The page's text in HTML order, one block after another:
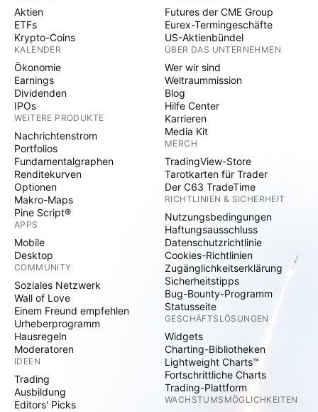
Aktien
ETFs
Krypto-Coins
KALENDER
Ökonomie
Earnings
Dividenden
IPOs
WEITERE PRODUKTE
Nachrichtenstrom
Portfolios
Fundamentalgraphen
Renditekurven
Optionen
Makro-Maps
Pine Script®
APPS
Mobile
Desktop
COMMUNITY
Soziales Netzwerk
Wall of Love
Einem Freund empfehlen
Urheberprogramm
Hausregeln
Moderatoren
IDEEN
Trading
Ausbildung
Editors' Picks
Futures der CME Group
Eurex-Termingeschäfte
US-Aktienbündel
ÜBER DAS UNTERNEHMEN
Wer wir sind
Weltraummission
Blog
Hilfe Center
Karrieren
Media Kit
MERCH
TradingView-Store
Tarotkarten für Trader
Der C63 TradeTime
RICHTLINIEN & SICHERHEIT
Nutzungsbedingungen
Haftungsausschluss
Datenschutzrichtlinie
Cookies-Richtlinien
Zugänglichkeitserklärung
Sicherheitstipps
Bug-Bounty-Programm
Statusseite
GESCHÄFTSLÖSUNGEN
Widgets
Charting-Bibliotheken
Lightweight Charts™
Fortschrittliche Charts
Trading-Plattform
WACHSTUMSMÖGLICHKEITEN